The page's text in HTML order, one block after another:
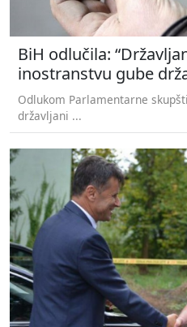
BiH odlučila:
inostranstvu gube
Odlukom Parlamentarne
državljani ...